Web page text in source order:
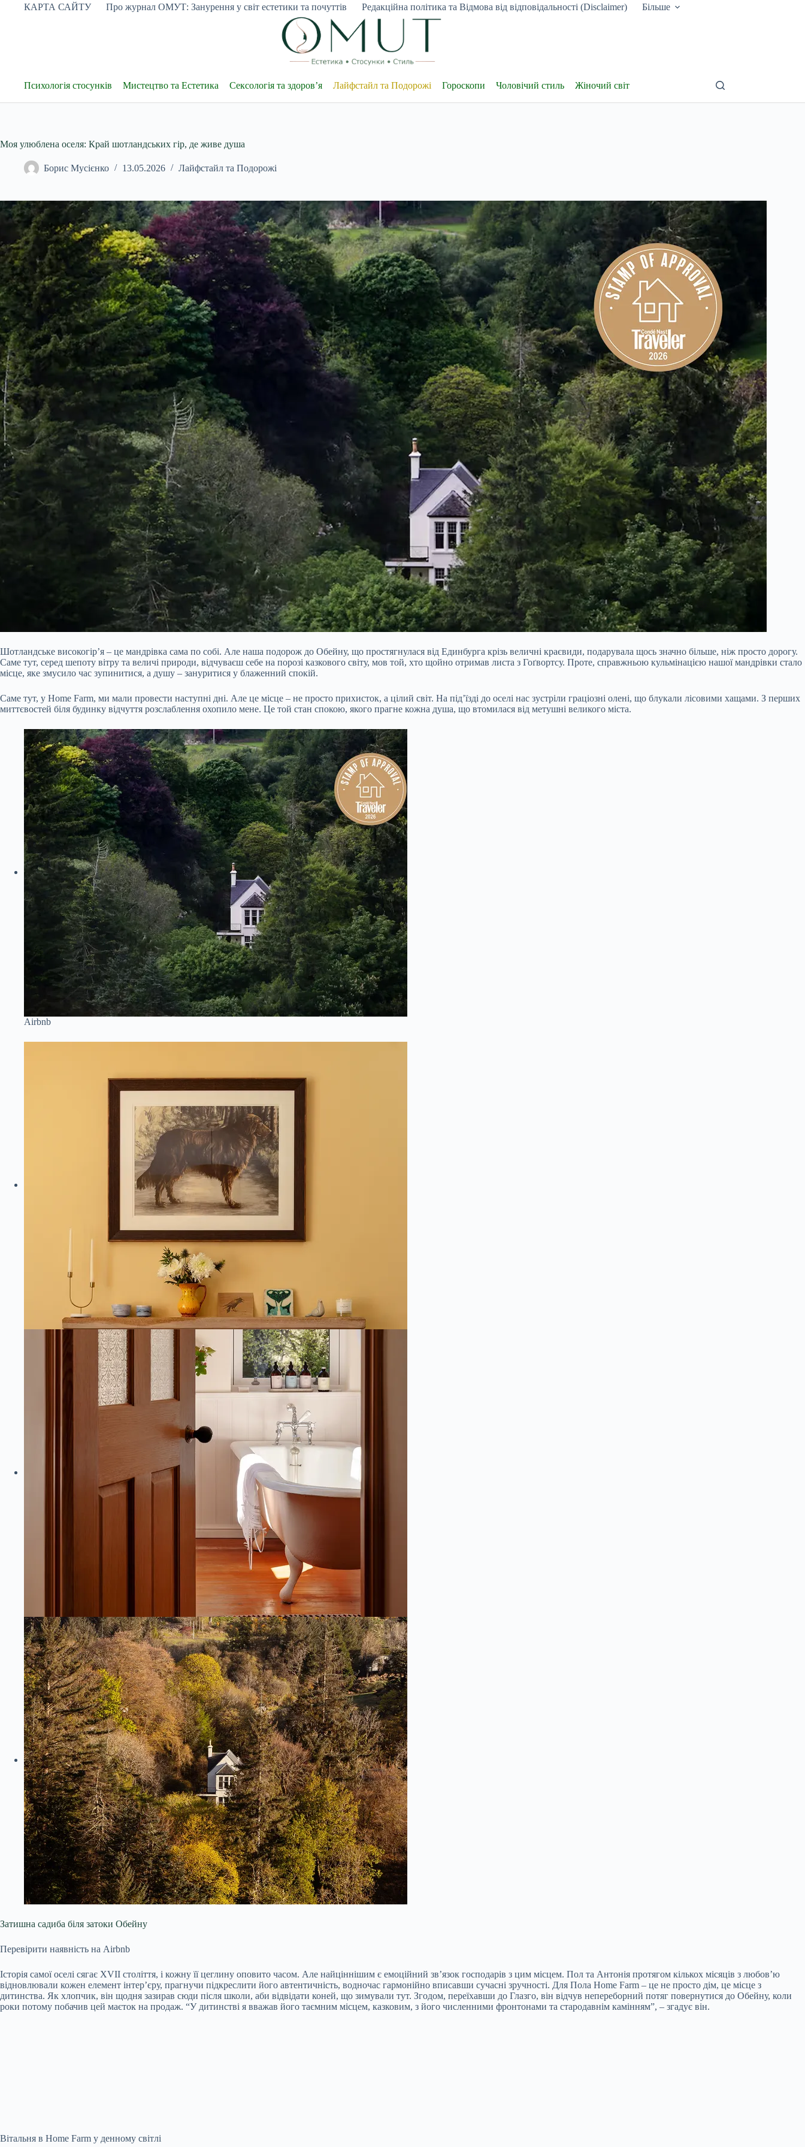
ПерейтиКАРТА САЙТУ Про журнал ОМУТ: Занурення у світ естетики та почуттів Редакційна політика та Відмова від відповідальності (Disclaimer) Більше
Психологія стосунків Мистецтво та Естетика Сексологія та здоров’я Лайфстайл та Подорожі Гороскопи Чоловічий стиль Жіночий світ
Моя улюблена оселя: Край шотландських гір, де живе душа
Борис Мусієнко 13.05.2026 Лайфстайл та Подорожі
Шотландське високогір’я – це мандрівка сама по собі. Але наша подорож до Обейну, що простягнулася від Единбурга крізь величні краєвиди, подарувала щось значно більше, ніж просто дорогу.
Саме тут, серед шепоту вітру та величі природи, відчуваєш себе на порозі казкового світу, мов той, хто щойно отримав листа з Гоґвортсу. Проте, справжньою кульмінацією нашої мандрівки стало
місце, яке змусило час зупинитися, а душу – зануритися у блаженний спокій.
Саме тут, у Home Farm, ми мали провести наступні дні. Але це місце – не просто прихисток, а цілий світ. На під’їзді до оселі нас зустріли граціозні олені, що блукали лісовими хащами. З перших
миттєвостей біля будинку відчуття розслаблення охопило мене. Це той стан спокою, якого прагне кожна душа, що втомилася від метушні великого міста.
Airbnb
Затишна садиба біля затоки Обейну
Перевірити наявність на Airbnb
Історія самої оселі сягає XVII століття, і кожну її цеглину оповито часом. Але найціннішим є емоційний зв’язок господарів з цим місцем. Пол та Антонія протягом кількох місяців з любов’ю
відновлювали кожен елемент інтер’єру, прагнучи підкреслити його автентичність, водночас гармонійно вписавши сучасні зручності. Для Пола Home Farm – це не просто дім, це місце з
дитинства. Як хлопчик, він щодня зазирав сюди після школи, аби відвідати коней, що зимували тут. Згодом, переїхавши до Глазго, він відчув непереборний потяг повернутися до Обейну, коли
роки потому побачив цей маєток на продаж. “У дитинстві я вважав його таємним місцем, казковим, з його численними фронтонами та стародавнім камінням”, – згадує він.
Вітальня в Home Farm у денному світлі